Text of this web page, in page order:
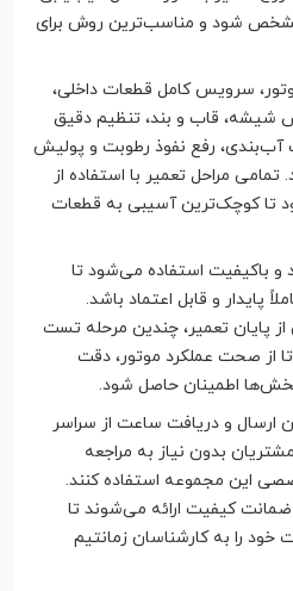
شود و مناسب‌ترین روش برای
سرویس کامل قطعات داخلی،
شیشه، قاب و بند، تنظیم دقیق
آب‌بندی، رفع نفوذ رطوبت و پولیش
مراحل تعمیر با استفاده از
تا کوچک‌ترین آسیبی به قطعات
و باکیفیت استفاده می‌شود تا
پایدار و قابل اعتماد باشد.
پایان تعمیر، چندین مرحله تست
از صحت عملکرد موتور، دقت
اطمینان حاصل شود.
ارسال و دریافت ساعت از سراسر
بدون نیاز به مراجعه
این مجموعه استفاده کنند.
کیفیت ارائه می‌شوند تا
را به کارشناسان زمانتیم